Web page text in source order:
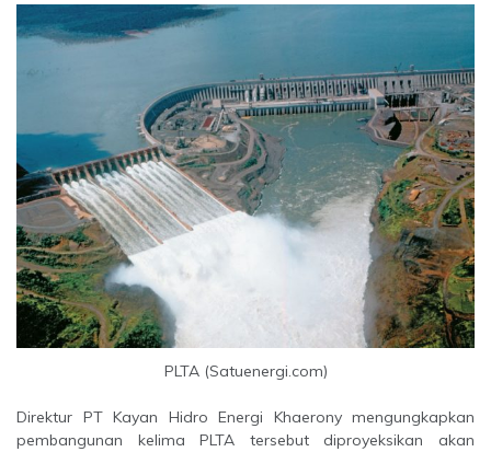
PLTA (Satuenergi.com)
Direktur PT Kayan Hidro Energi Khaerony mengungkapkan
pembangunan kelima PLTA tersebut diproyeksikan akan